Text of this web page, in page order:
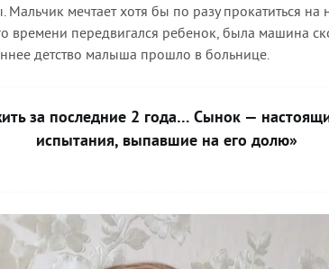
мечтает хотя бы по разу прокатиться
времени передвигался ребенок, была машина
детство малыша прошло в больнице.
за последние 2 года… Сынок —
испытания, выпавшие на его долю»